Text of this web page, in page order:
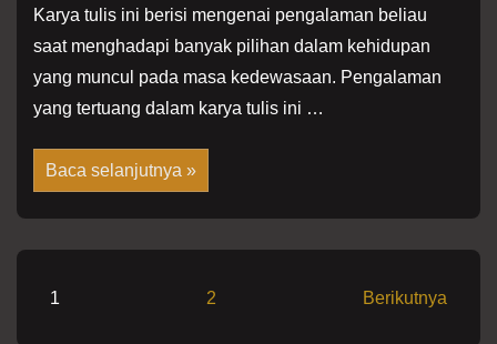
Karya tulis ini berisi mengenai pengalaman beliau
saat menghadapi banyak pilihan dalam kehidupan
yang muncul pada masa kedewasaan. Pengalaman
yang tertuang dalam karya tulis ini …
Kuning
Baca selanjutnya »
Paginasi
1 2 Berikutnya